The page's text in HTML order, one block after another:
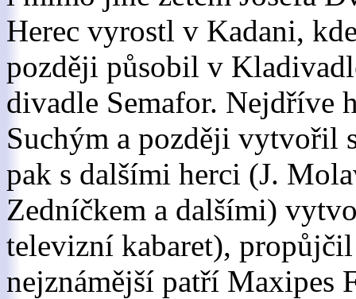
Herec vyrostl v Kadani,
později působil v
divadle Semafor. Nejdříve
Suchým a později vytvořil
pak s dalšími herci (J.
Zedníčkem a dalšími)
televizní kabaret),
nejznámější patří Maxipes